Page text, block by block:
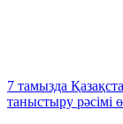
7 тамызда
таныстыру рәсімі